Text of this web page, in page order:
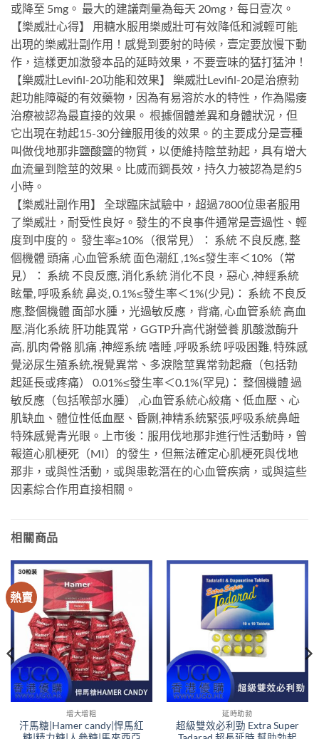
或降至 5mg。 最大的建議劑量為每天 20mg，每日壹次。
【樂威壯心得】 用糖水服用樂威壯可有效降低和減輕可能
出現的樂威壯副作用！感覺到要射的時候，壹定要放慢下動
作，這樣更加激發本品的延時效果，不要壹味的猛打猛沖！
【樂威壯Levifil-20功能和效果】 樂威壯Levifil-20是治療勃
起功能障礙的有效藥物，因為有易溶於水的特性，作為陽痿
治療被認為最直接的效果。 根據個體差異和身體狀況，但
它出現在勃起15-30分鐘服用後的效果。的主要成分是壹種
叫做伐地那非鹽酸鹽的物質，以便維持陰莖勃起，具有增大
血流量到陰莖的效果。比威而鋼長效，持久力被認為是約5
小時。
【樂威壯副作用】 全球臨床試驗中，超過7800位患者服用
了樂威壯，耐受性良好。發生的不良事件通常是壹過性、輕
度到中度的。 發生率≥10%（很常見）： 系統 不良反應, 整
個機體 頭痛 ,心血管系統 面色潮紅 ,1%≤發生率＜10%（常
見）： 系統 不良反應, 消化系統 消化不良，惡心 ,神經系統
眩暈, 呼吸系統 鼻炎, 0.1%≤發生率＜1%(少見)： 系統 不良反
應,整個機體 面部水腫，光過敏反應，背痛, 心血管系統 高血
壓,消化系統 肝功能異常，GGTP升高代謝營養 肌酸激酶升
高, 肌肉骨骼 肌痛 ,神經系統 嗜睡 ,呼吸系統 呼吸困難, 特殊感
覺泌尿生殖系統,視覺異常、多淚陰莖異常勃起癥（包括勃
起延長或疼痛） 0.01%≤發生率＜0.1%(罕見)： 整個機體 過
敏反應（包括喉部水腫） ,心血管系統心絞痛、低血壓、心
肌缺血、體位性低血壓、昏劂,神精系統緊張,呼吸系統鼻衄
特殊感覺青光眼。上市後：服用伐地那非進行性活動時，曾
報道心肌梗死（MI）的發生，但無法確定心肌梗死與伐地
那非，或與性活動，或與患乾潛在的心血管疾病，或與這些
因素綜合作用直接相關。
相關商品
熱賣
增大增粗
汗馬糖|Hamer candy|悍馬紅
延時助勃
超級雙效必利勁 Extra Super